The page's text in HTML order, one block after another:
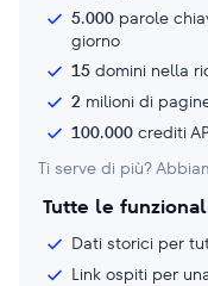
5.000 parole
giorno
15 domini nella
2 milioni di
100.000 crediti
Ti serve di più?
Tutte le
Dati storici per
Link ospiti per